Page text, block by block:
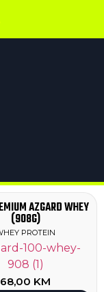
AZGARD WHEY
(908G)
PROTEIN
68,00 KM